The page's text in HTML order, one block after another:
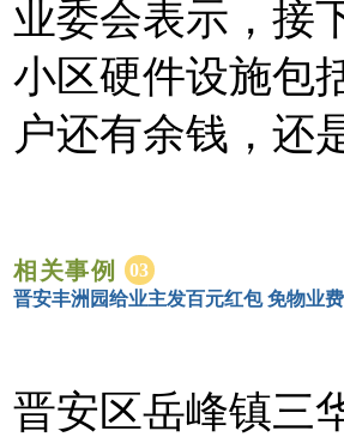
业委会表示，接
小区硬件设施包
户还有余钱，还
相关事例
03
晋安丰洲园给业主发百元红包 免物业
晋安区岳峰镇三